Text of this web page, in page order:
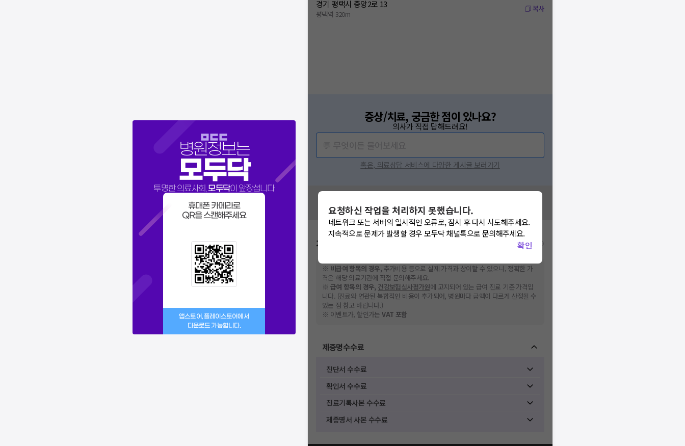
병원정보는
모두닥
투명한 의료사회,모두닥이 앞장섭니다
휴대폰 카메라로
QR을 스캔해주세요
앱스토어, 플레이스토어에서
다운로드 가능합니다.
경기 평택시 중앙2로 13
평택역 320m
복사
증상/치료, 궁금한 점이 있나요?
의사가 직접 답해드려요!
혹은, 의료상담 서비스에 다양한 게시글 보러가기
모두닥 팀에 알려주세요!
가격표 비급여/급여 진료란?
※ 비급여 항목의 경우, 추가비용 등으로 실제 가격과 상이할 수 있으니, 정확한 가
격은 해당 의료기관에 직접 문의해주세요.
※ 급여 항목의 경우, 건강보험심사평가원에 고지되어 있는 급여 진료 기준 가격입
니다. (진료와 연관된 복합적인 비용이 추가되어, 병원마다 금액이 다르게 산정될 수
있는 점 참고 바랍니다.)
※ 이벤트가, 할인가는VAT 포함
제증명수수료
진단서 수수료
확인서 수수료
진료기록사본 수수료
제증명서 사본 수수료
요청하신 작업을 처리하지 못했습니다.
네트워크 또는 서버의 일시적인 오류로, 잠시 후 다시 시도해주세요.
지속적으로 문제가 발생할 경우 모두닥 채널톡으로 문의해주세요.
확인